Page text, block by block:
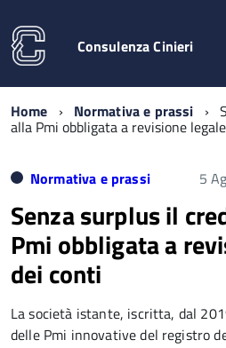
Consulenza Cinieri
Home Normativa e prassi
alla Pmi obbligata a revisione
Normativa e prassi 5
Senza surplus il
Pmi obbligata a
dei conti
La società istante, iscritta, dal
delle Pmi innovative del registro